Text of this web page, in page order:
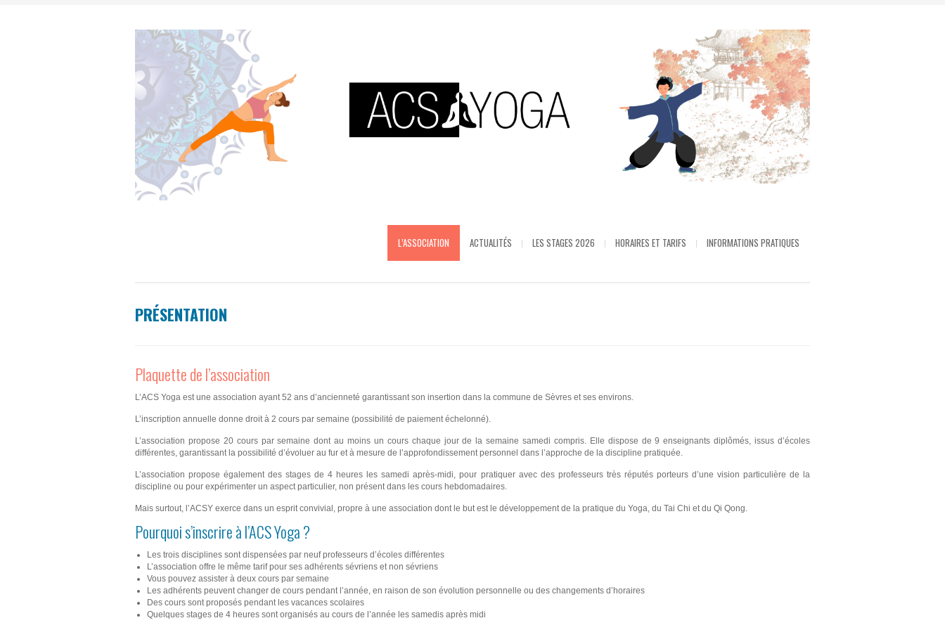
L’ASSOCIATION ACTUALITÉS LES STAGES 2026 HORAIRES ET TARIFS INFORMATIONS PRATIQUES
PRÉSENTATION
Plaquette de l’association
L’ACS Yoga est une association ayant 52 ans d’ancienneté garantissant son insertion dans la commune de Sèvres et ses environs.
L’inscription annuelle donne droit à 2 cours par semaine (possibilité de paiement échelonné).
L’association propose 20 cours par semaine dont au moins un cours chaque jour de la semaine samedi compris. Elle dispose de 9 enseignants diplômés, issus d’écoles
différentes, garantissant la possibilité d’évoluer au fur et à mesure de l’approfondissement personnel dans l’approche de la discipline pratiquée.
L’association propose également des stages de 4 heures les samedi après-midi, pour pratiquer avec des professeurs très réputés porteurs d’une vision particulière de la
discipline ou pour expérimenter un aspect particulier, non présent dans les cours hebdomadaires.
Mais surtout, l’ACSY exerce dans un esprit convivial, propre à une association dont le but est le développement de la pratique du Yoga, du Tai Chi et du Qi Qong.
Pourquoi s’inscrire à l’ACS Yoga ?
Les trois disciplines sont dispensées par neuf professeurs d’écoles différentes
L’association offre le même tarif pour ses adhérents sévriens et non sévriens
Vous pouvez assister à deux cours par semaine
Les adhérents peuvent changer de cours pendant l’année, en raison de son évolution personnelle ou des changements d’horaires
Des cours sont proposés pendant les vacances scolaires
Quelques stages de 4 heures sont organisés au cours de l’année les samedis après midi